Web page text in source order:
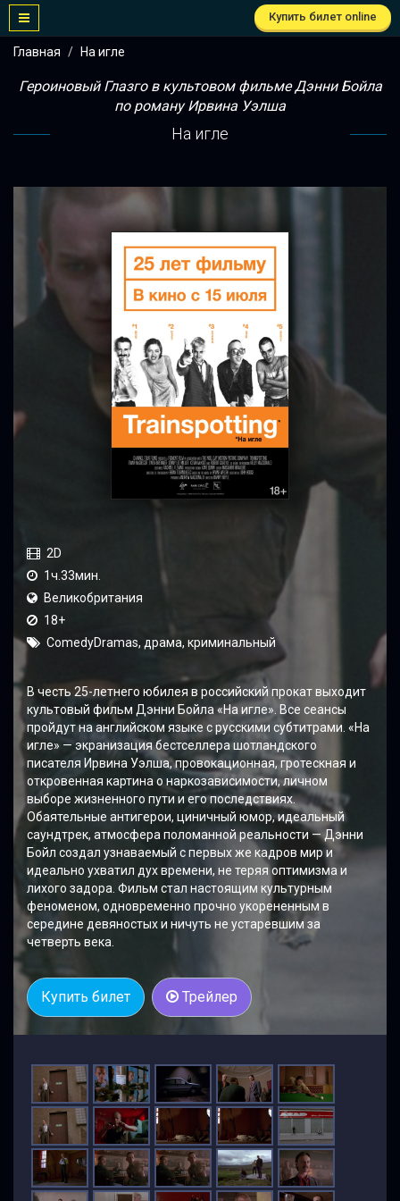
Купить билет online
Главная На игле
Героиновый Глазго в культовом фильме Дэнни Бойла
по роману Ирвина Уэлша
На игле
2D
1ч.33мин.
Великобритания
18+
ComedyDramas, драма, криминальный
В честь 25-летнего юбилея в российский прокат выходит
культовый фильм Дэнни Бойла «На игле». Все сеансы
пройдут на английском языке с русскими субтитрами. «На
игле» — экранизация бестселлера шотландского
писателя Ирвина Уэлша, провокационная, гротескная и
откровенная картина о наркозависимости, личном
выборе жизненного пути и его последствиях.
Обаятельные антигерои, циничный юмор, идеальный
саундтрек, атмосфера поломанной реальности — Дэнни
Бойл создал узнаваемый с первых же кадров мир и
идеально ухватил дух времени, не теряя оптимизма и
лихого задора. Фильм стал настоящим культурным
феноменом, одновременно прочно укорененным в
середине девяностых и ничуть не устаревшим за
четверть века.
Купить билет Трейлер